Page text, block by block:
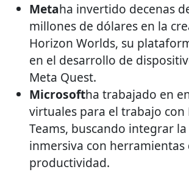
Metaha invertido decenas
millones de dólares en la
Horizon Worlds, su
en el desarrollo de
Meta Quest.
Microsoftha trabajado en
virtuales para el trabajo con
Teams, buscando integrar
inmersiva con herramientas
productividad.